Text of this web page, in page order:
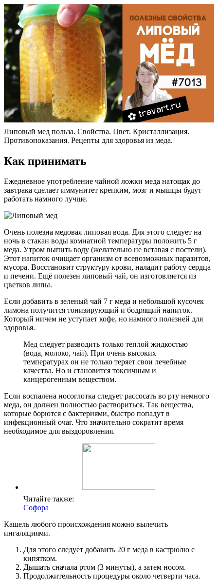
Липовый мед польза. Свойства. Цвет. Кристаллизация.
Противопоказания. Рецепты для здоровья из меда.
Как принимать
Ежедневное употребление чайной ложки меда натощак до
завтрака сделает иммунитет крепким, мозг и мышцы будут
работать намного лучше.
Очень полезна медовая липовая вода. Для этого следует на
ночь в стакан воды комнатной температуры положить 5 г
меда. Утром выпить воду (желательно не вставая с постели).
Этот напиток очищает организм от всевозможных паразитов,
мусора. Восстановит структуру крови, наладит работу сердца
и печени. Ещё полезен липовый чай, он изготовляется из
цветков липы.
Если добавить в зеленый чай 7 г меда и небольшой кусочек
лимона получится тонизирующий и бодрящий напиток.
Который ничем не уступает кофе, но намного полезней для
здоровья.
Мед следует разводить только теплой жидкостью
(вода, молоко, чай). При очень высоких
температурах он не только теряет свои лечебные
качества. Но и становится токсичным и
канцерогенным веществом.
Если воспалена носоглотка следует рассосать во рту немного
меда, он должен полностью раствориться. Так вещества,
которые борются с бактериями, быстро попадут в
инфекционный очаг. Что значительно сократит время
необходимое для выздоровления.
Читайте также:
Софора
Кашель любого происхождения можно вылечить
ингаляциями.
Для этого следует добавить 20 г меда в кастрюлю с
кипятком.
Дышать сначала ртом (3 минуты), а затем носом.
Продолжительность процедуры около четверти часа.